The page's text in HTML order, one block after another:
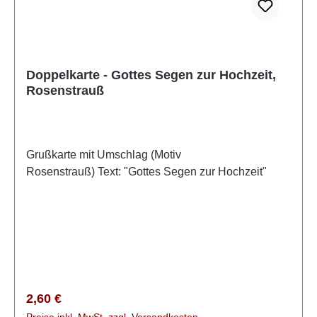
Doppelkarte - Gottes Segen zur Hochzeit,
Rosenstrauß
Grußkarte mit Umschlag (Motiv
Rosenstrauß) Text: "Gottes Segen zur Hochzeit"
Regulärer Preis:
2,60 €